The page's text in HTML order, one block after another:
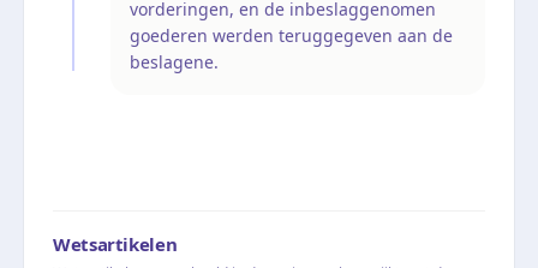
vorderingen, en de inbeslaggenomen
goederen werden teruggegeven aan de
beslagene.
Wetsartikelen